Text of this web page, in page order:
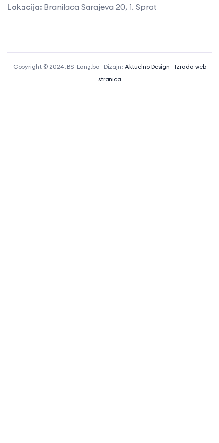
Lokacija: Branilaca Sarajeva 20, 1. Sprat
Copyright © 2024. BS-Lang.ba- Dizajn: Aktuelno Design - Izrada web
stranica